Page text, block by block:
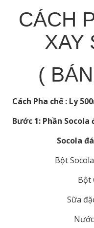
CÁCH
XAY
(
Cách Pha chế : Ly
Bước 1: Phần Socola
Socola
Bột
Bột
Sữa